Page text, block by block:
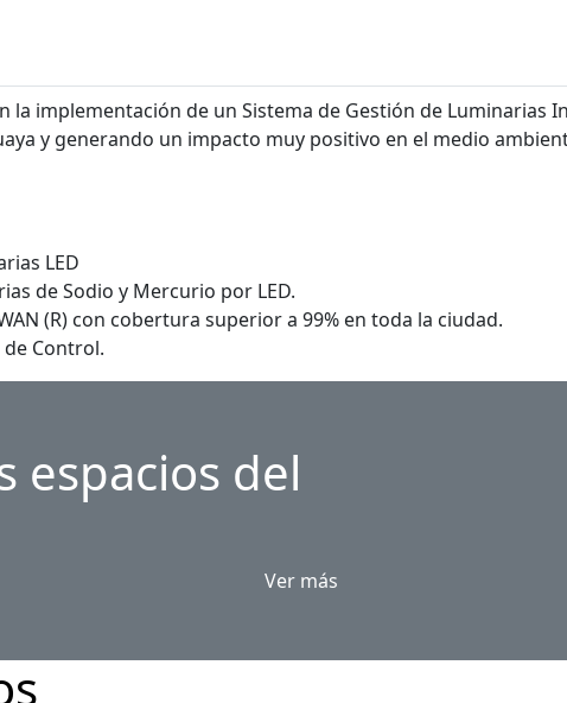
la implementación de un Sistema de Gestión de
y generando un impacto muy positivo en el medio
LED
de Sodio y Mercurio por LED.
(R) con cobertura superior a 99% en toda la ciudad.
Control.
espacios del
Ver más